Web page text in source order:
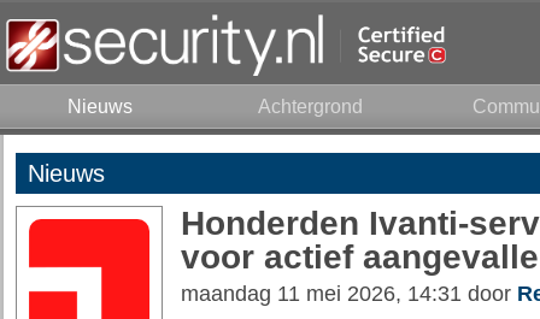
Nieuws Achtergrond
Nieuws
Honderden Ivanti-
voor actief
maandag 11 mei 2026, 14:31 door